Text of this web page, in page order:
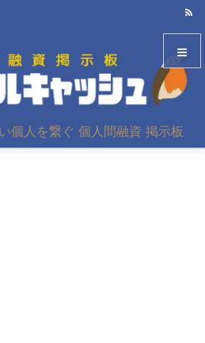
個人を繋ぐ 個人間融資 掲示板